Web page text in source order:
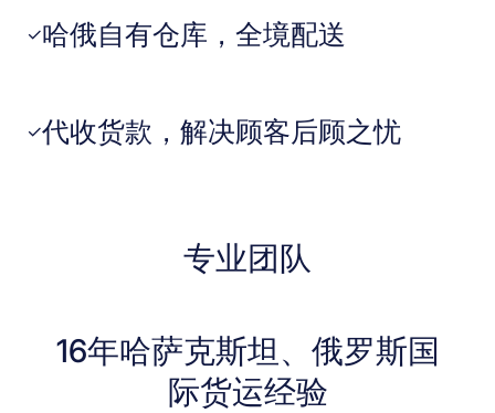
✓哈俄自有仓库，全境配送
✓代收货款，解决顾客后顾之忧
专业团队
16年哈萨克斯坦、俄罗斯国
际货运经验